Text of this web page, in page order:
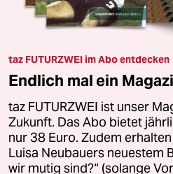
taz FUTURZWEI im Abo entdecken
Endlich mal ein
taz FUTURZWEI ist unser
Zukunft. Das Abo bietet
nur 38 Euro. Zudem
Luisa Neubauers neuestem
wir mutig sind?“ (solange